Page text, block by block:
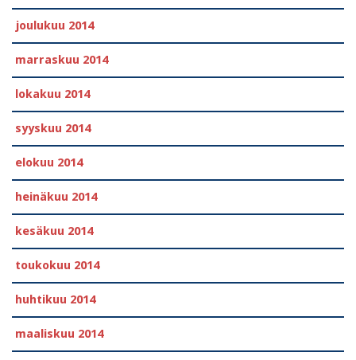
joulukuu 2014
marraskuu 2014
lokakuu 2014
syyskuu 2014
elokuu 2014
heinäkuu 2014
kesäkuu 2014
toukokuu 2014
huhtikuu 2014
maaliskuu 2014